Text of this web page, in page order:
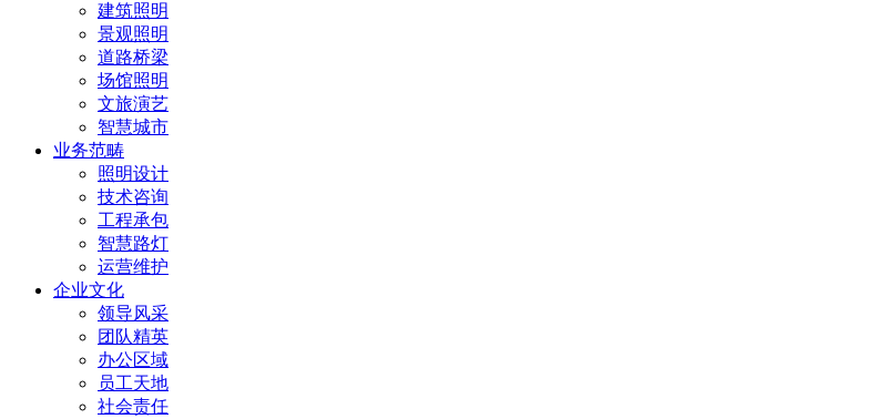
建筑照明
景观照明
道路桥梁
场馆照明
文旅演艺
智慧城市
业务范畴
照明设计
技术咨询
工程承包
智慧路灯
运营维护
企业文化
领导风采
团队精英
办公区域
员工天地
社会责任